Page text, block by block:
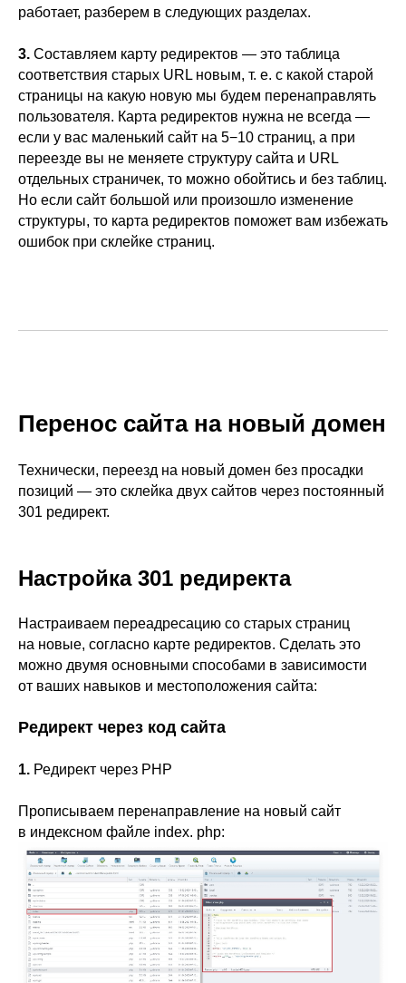
работает, разберем в следующих разделах.
3. Составляем карту редиректов — это таблица
соответствия старых URL новым, т. е. с какой старой
страницы на какую новую мы будем перенаправлять
пользователя. Карта редиректов нужна не всегда —
если у вас маленький сайт на 5−10 страниц, а при
переезде вы не меняете структуру сайта и URL
отдельных страничек, то можно обойтись и без таблиц.
Но если сайт большой или произошло изменение
структуры, то карта редиректов поможет вам избежать
ошибок при склейке страниц.
Перенос сайта на новый домен
Технически, переезд на новый домен без просадки
позиций — это склейка двух сайтов через постоянный
301 редирект.
Настройка 301 редиректа
Настраиваем переадресацию со старых страниц
на новые, согласно карте редиректов. Сделать это
можно двумя основными способами в зависимости
от ваших навыков и местоположения сайта:
Редирект через код сайта
1. Редирект через PHP
Прописываем перенаправление на новый сайт
в индексном файле index. php: